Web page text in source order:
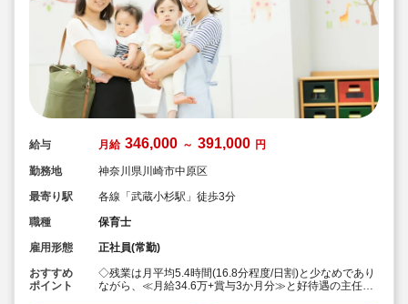
給与 月給 346,000 ～ 391,000 円
勤務地
神奈川県川崎市中原区
最寄り駅
各線「武蔵小杉駅」徒歩3分
職種
保育士
雇用形態
正社員(常勤)
おすすめ
ポイント
◇残業は月平均5.4時間(16.8分程度/日割)と少なめであり
ながら、≪月給34.6万+賞与3か月分≫と好待遇の主任求